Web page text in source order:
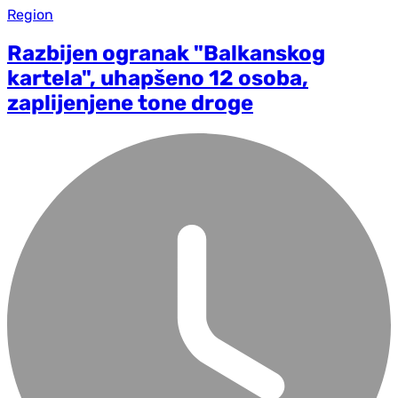
Region
Razbijen ogranak "Balkanskog
kartela", uhapšeno 12 osoba,
zaplijenjene tone droge